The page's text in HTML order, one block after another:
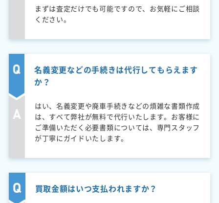
まずは査定だけでも可能ですので、お気軽にご相談
ください。
名義変更などの手続きは代行してもらえます
か？
はい、名義変更や廃車手続きなどの煩雑な書類作成
は、すべて弊社が無料で代行いたします。お客様に
ご準備いただく必要書類については、専門スタッフ
が丁寧にガイドいたします。
買取金額はいつ支払われますか？